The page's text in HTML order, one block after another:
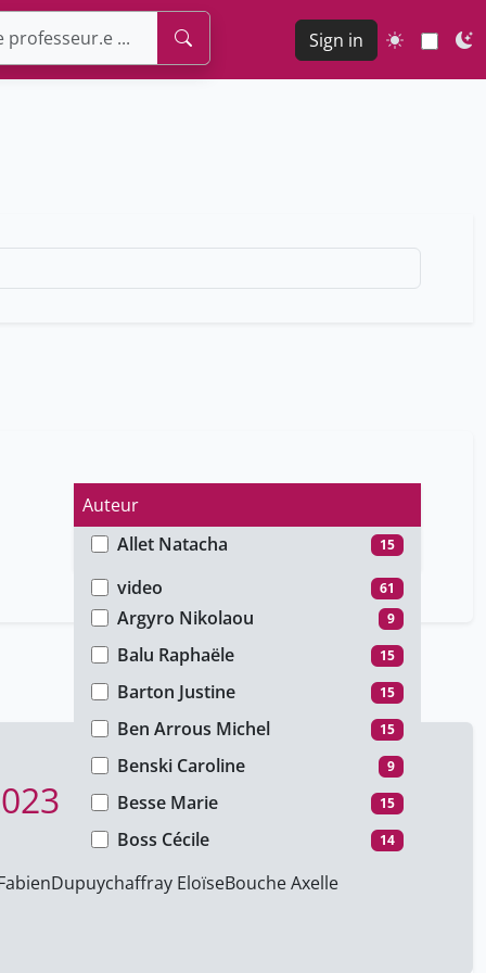
Sign in
Auteur
Allet Natacha
15
Amacher Korine 15
Argyro Nikolaou 9
Balu Raphaële 15
Barton Justine 15
Ben Arrous Michel 15
Benski Caroline 9
Besse Marie 15
Boss Cécile 14
Bossi Magali
Type de média
video
61
Dupuychaffray EloïseBouche Axelle